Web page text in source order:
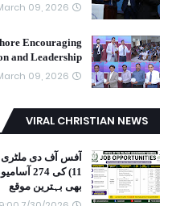
09, 2026
Encouraging
and Leadership
09, 2026
VIRAL CHRISTIAN NEWS
11) کی
بھی بہترین موقع